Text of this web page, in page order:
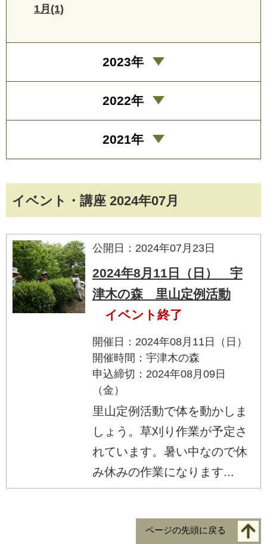
イベント・講座 2024年07月
公開日：2024年07月23日
2024年8月11日（日） 宇
津木の森 里山定例活動
イベント終了
開催日：2024年08月11日（日）
開催時間：宇津木の森
申込締切：2024年08月09日
（金）
里山定例活動で体を動かしま
しょう。草刈り作業が予定さ
れています。暑い中なので休
み休みの作業になります...
1月(1)
2023年
2022年
2021年
ページの先頭に戻る